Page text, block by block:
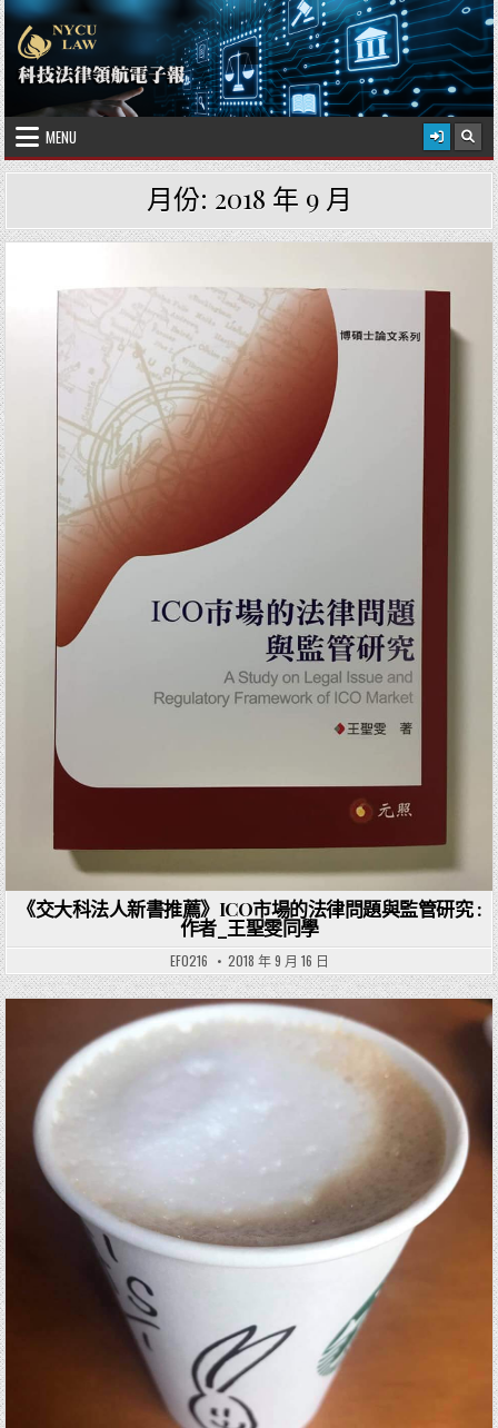
Skip to content 2026 年 8 月 6 日
國立陽明交通大學科技法律學院
MENU
月份: 2018 年 9 月
Posted in
《交大科法人新書推薦》ICO市場的法律問題與監管研究 :
作者_王聖雯同學
EF0216 2018 年 9 月 16 日